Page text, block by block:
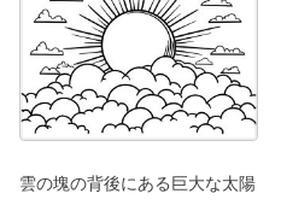
雲の塊の背後にある巨大な太陽